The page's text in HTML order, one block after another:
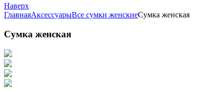
Наверх
ГлавнаяАксессуарыВсе сумки женскиеСумка женская
Сумка женская